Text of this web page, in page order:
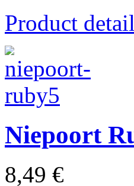
Product
Niepoort
8,49 €